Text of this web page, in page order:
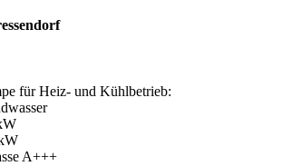
für Heiz- und Kühlbetrieb:
A+++